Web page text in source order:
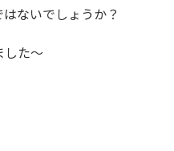
ないでしょうか？
した～